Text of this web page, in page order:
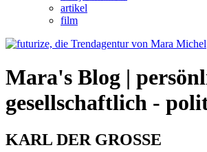
artikel
film
Mara's Blog |
gesellschaftlich -
KARL DER GROSSE